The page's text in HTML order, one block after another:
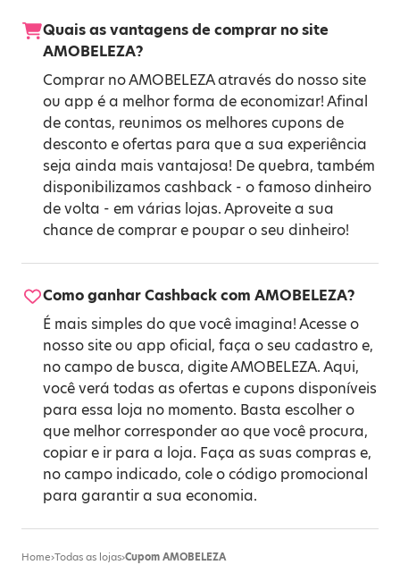
Quais as vantagens de comprar no site
AMOBELEZA?
Comprar no AMOBELEZA através do nosso site
ou app é a melhor forma de economizar! Afinal
de contas, reunimos os melhores cupons de
desconto e ofertas para que a sua experiência
seja ainda mais vantajosa! De quebra, também
disponibilizamos cashback - o famoso dinheiro
de volta - em várias lojas. Aproveite a sua
chance de comprar e poupar o seu dinheiro!
Como ganhar Cashback com AMOBELEZA?
É mais simples do que você imagina! Acesse o
nosso site ou app oficial, faça o seu cadastro e,
no campo de busca, digite AMOBELEZA. Aqui,
você verá todas as ofertas e cupons disponíveis
para essa loja no momento. Basta escolher o
que melhor corresponder ao que você procura,
copiar e ir para a loja. Faça as suas compras e,
no campo indicado, cole o código promocional
para garantir a sua economia.
Home›Todas as lojas›Cupom AMOBELEZA